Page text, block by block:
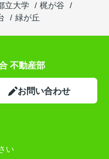
立大学
梶が谷
緑が丘
不動産部
お問い合わせ
い